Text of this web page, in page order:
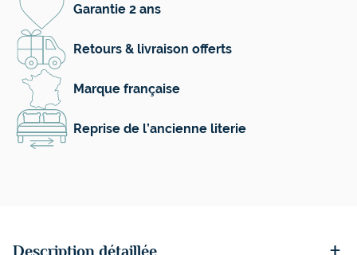
Garantie 2 ans
Retours & livraison offerts
Marque française
Reprise de l’ancienne literie
Description détaillée +